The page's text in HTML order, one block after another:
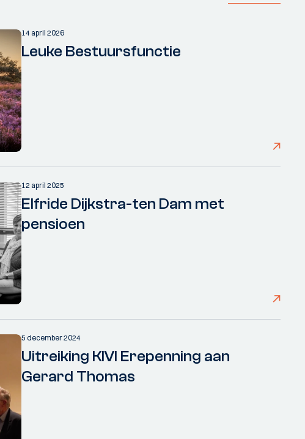
14 april 2026
Leuke Bestuursfunctie
12 april 2025
Elfride Dijkstra-ten Dam met
pensioen
5 december 2024
Uitreiking KIVI Erepenning aan
Gerard Thomas